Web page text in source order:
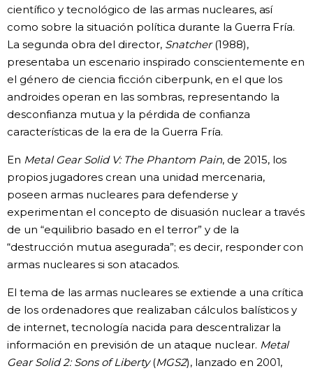
científico y tecnológico de las armas nucleares, así
como sobre la situación política durante la Guerra Fría.
La segunda obra del director, Snatcher(1988),
presentaba un escenario inspirado conscientemente en
el género de ciencia ficción ciberpunk, en el que los
androides operan en las sombras, representando la
desconfianza mutua y la pérdida de confianza
características de la era de la Guerra Fría.
En Metal Gear Solid V: The Phantom Pain, de 2015, los
propios jugadores crean una unidad mercenaria,
poseen armas nucleares para defenderse y
experimentan el concepto de disuasión nuclear a través
de un “equilibrio basado en el terror” y de la
“destrucción mutua asegurada”; es decir, responder con
armas nucleares si son atacados.
El tema de las armas nucleares se extiende a una crítica
de los ordenadores que realizaban cálculos balísticos y
de internet, tecnología nacida para descentralizar la
información en previsión de un ataque nuclear. Metal
Gear Solid 2: Sons of Liberty(MGS2), lanzado en 2001,